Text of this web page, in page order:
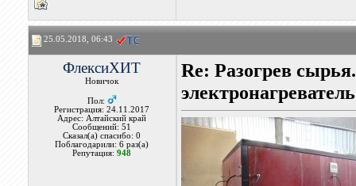
25.05.2018, 06:43
ФлексиХИТ
Новичок
Пол:
Регистрация: 24.11.2017
Адрес: Алтайский край
Сообщений: 51
Сказал(а) спасибо: 0
Поблагодарили: 6 раз(а)
Репутация:948
Re: Разогрев